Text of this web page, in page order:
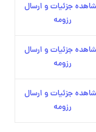
جزئیات و ارسال
رزومه
جزئیات و ارسال
رزومه
جزئیات و ارسال
رزومه